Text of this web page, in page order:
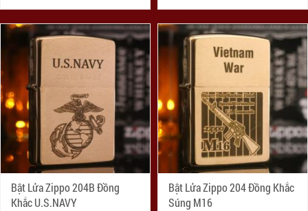
Bật Lửa Zippo 204B Đồng
Khắc U.S.NAVY
Bật Lửa Zippo 204 Đồng Khắc
Súng M16